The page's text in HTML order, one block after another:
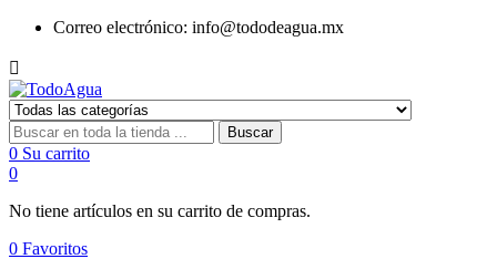
Correo electrónico: info@tododeagua.mx

Buscar
0 Su carrito
0
No tiene artículos en su carrito de compras.
0 Favoritos